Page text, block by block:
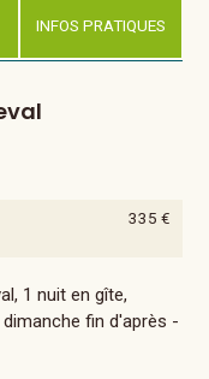
INFOS PRATIQUES
335 €
1 nuit en gîte,
fin d'après -